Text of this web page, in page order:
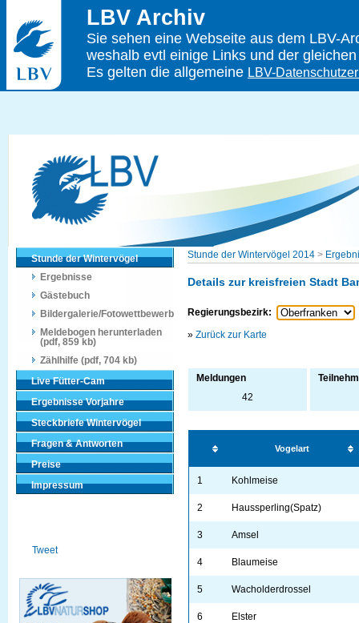
LBV Archiv
Sie sehen eine Webseite aus dem LBV-
weshalb evtl einige Links und der
Es gelten die allgemeine LBV-
Stunde der Wintervögel
Ergebnisse
Gästebuch
Bildergalerie/Fotowettbewerb
Meldebogen herunterladen
(pdf, 859 kb)
Zählhilfe (pdf, 704 kb)
Live Fütter-Cam
Ergebnisse Vorjahre
Steckbriefe Wintervögel
Fragen & Antworten
Preise
Impressum
Tweet
Stunde der Wintervögel 2014 >
Details zur kreisfreien Stadt
Regierungsbezirk:
» Zurück zur Karte
Meldungen
42
Vogelart
1 Kohlmeise
2 Haussperling(Spatz)
3 Amsel
4 Blaumeise
5 Wacholderdrossel
6 Elster